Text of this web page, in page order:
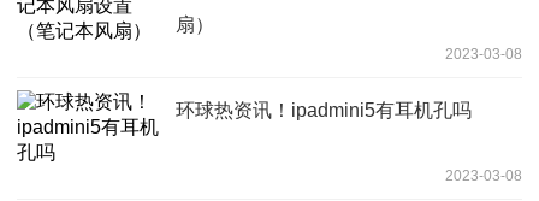
扇）
2023-03-08
环球热资讯！ipadmini5有耳机孔吗
2023-03-08